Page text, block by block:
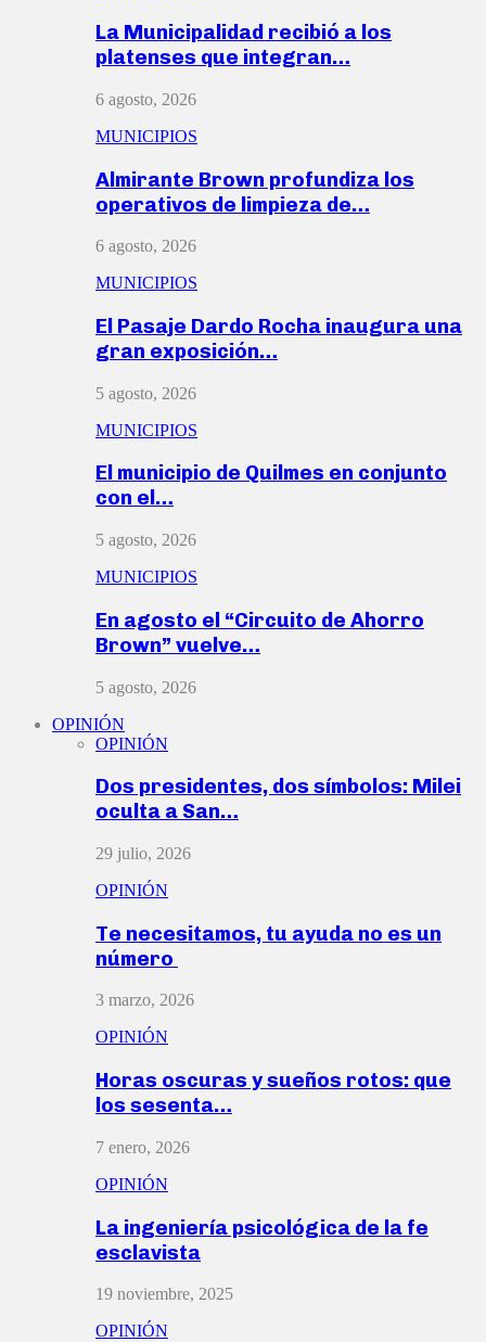
La Municipalidad recibió a los
platenses que integran…
6 agosto, 2026
MUNICIPIOS
Almirante Brown profundiza los
operativos de limpieza de…
6 agosto, 2026
MUNICIPIOS
El Pasaje Dardo Rocha inaugura una
gran exposición…
5 agosto, 2026
MUNICIPIOS
El municipio de Quilmes en conjunto
con el…
5 agosto, 2026
MUNICIPIOS
En agosto el “Circuito de Ahorro
Brown” vuelve…
5 agosto, 2026
OPINIÓN
OPINIÓN
Dos presidentes, dos símbolos: Milei
oculta a San…
29 julio, 2026
OPINIÓN
Te necesitamos, tu ayuda no es un
número
3 marzo, 2026
OPINIÓN
Horas oscuras y sueños rotos: que
los sesenta…
7 enero, 2026
OPINIÓN
La ingeniería psicológica de la fe
esclavista
19 noviembre, 2025
OPINIÓN